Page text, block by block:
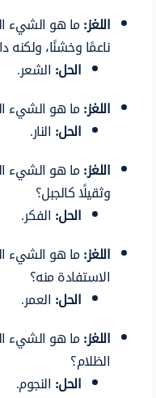
اللغز:ما هو الشيء
ناعمًا وخشنًا، ولكنه
الحل: الشعر.
اللغز:ما هو الشيء
الحل: النار.
اللغز:ما هو الشيء
وثقيلًا كالجبل؟
الحل: الفكر.
اللغز:ما هو الشيء
الاستفادة منه؟
الحل: العمر.
اللغز:ما هو الشيء
الظلام؟
الحل: النجوم.